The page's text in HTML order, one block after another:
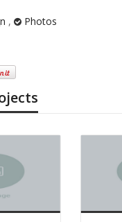
, Photos